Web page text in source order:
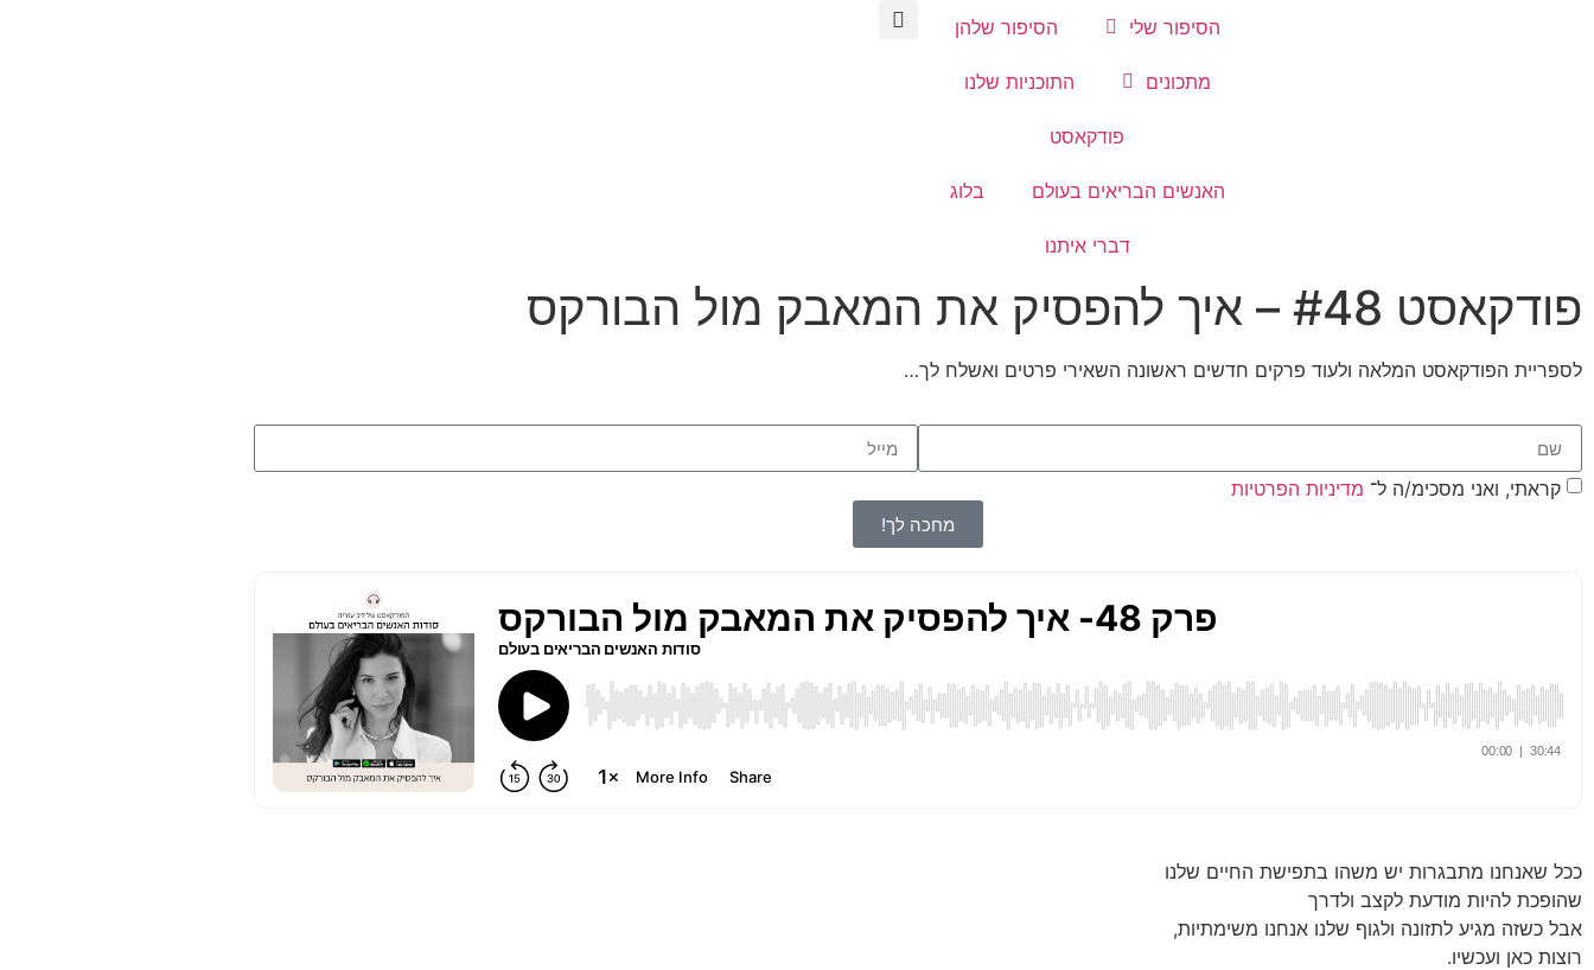
הסיפור שלי הסיפור שלהן
מתכונים התוכניות שלנו
פודקאסט
האנשים הבריאים בעולם בלוג
דברי איתנו
פודקאסט #48 – איך להפסיק את המאבק מול הבורקס
לספריית הפודקאסט המלאה ולעוד פרקים חדשים ראשונה השאירי פרטים ואשלח לך…
קראתי, ואני מסכימ/ה ל־ מדיניות הפרטיות
מחכה לך!
ככל שאנחנו מתבגרות יש משהו בתפישת החיים שלנו
שהופכת להיות מודעת לקצב ולדרך
אבל כשזה מגיע לתזונה ולגוף שלנו אנחנו משימתיות,
רוצות כאן ועכשיו.